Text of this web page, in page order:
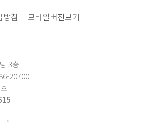
방침 모바일버전보기
3층
20700